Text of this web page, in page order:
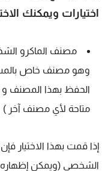
اختيارات ويمكنك
الحفظ بهذا المصنف و
متاحة لأي مصنف آخر )
إذا قمت بهذا الاختيار